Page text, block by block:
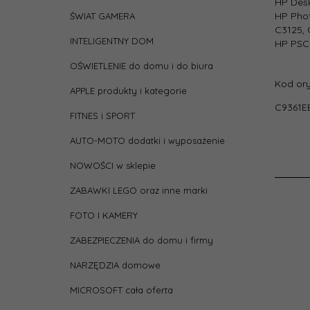
ŚWIAT GAMERA
INTELIGENTNY DOM
OŚWIETLENIE do domu i do biura
APPLE produkty i kategorie
FITNES i SPORT
AUTO-MOTO dodatki i wyposażenie
NOWOŚCI w sklepie
ZABAWKI LEGO oraz inne marki
FOTO I KAMERY
ZABEZPIECZENIA do domu i firmy
NARZĘDZIA domowe
MICROSOFT cała oferta
HP
C3125,
HP
Kod